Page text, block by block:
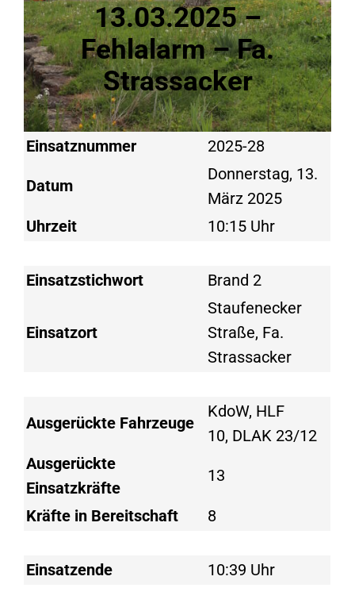
13.03.2025 –
Fehlalarm – Fa.
Strassacker
Einsatznummer 2025-28
Datum
Donnerstag, 13.
März 2025
Uhrzeit
10:15 Uhr
Einsatzstichwort Brand 2
Einsatzort
Staufenecker
Straße, Fa.
Strassacker
Ausgerückte Fahrzeuge
KdoW, HLF
10, DLAK 23/12
Ausgerückte
Einsatzkräfte
13
Kräfte in Bereitschaft 8
Einsatzende 10:39 Uhr